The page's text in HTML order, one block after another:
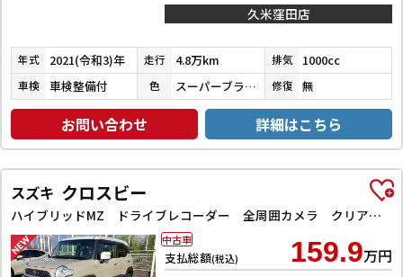
久米窪田店
年式 2021(令和3)年 走行 4.8万km 排気 1000cc
車検 車検整備付 色 スーパーブラックＰ／ピュアホワイトＰ／バーニングレッドパール 修復 無
お問い合わせ 詳細はこちら
スズキ クロスビー
ハイブリッドMZ ドライブレコーダー 全周囲カメラ クリアランスソナー オートクルーズコントロール 衝突被害軽減システム ナビ TV LEDヘッドランプ アルミホイール スマートキー 電動格納ミラー シートヒーター
支払総額(税込) 159.9万円
中古車